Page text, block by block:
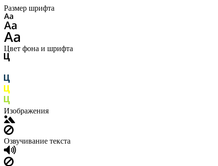
Размер шрифта
Цвет фона и шрифта
Изображения
Озвучивание текста